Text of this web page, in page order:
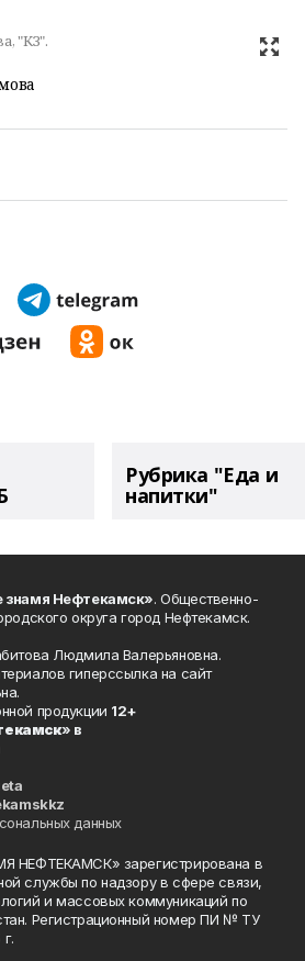
"КЗ".
Рубрика "Еда и
напитки"
знамя Нефтекамск». Общественно-
округа город Нефтекамск.
Людмила Валерьяновна.
гиперссылка на сайт
продукции 12+
» в
данных
НЕФТЕКАМСК» зарегистрирована в
службы по надзору в сфере связи,
и массовых коммуникаций по
Регистрационный номер ПИ № ТУ